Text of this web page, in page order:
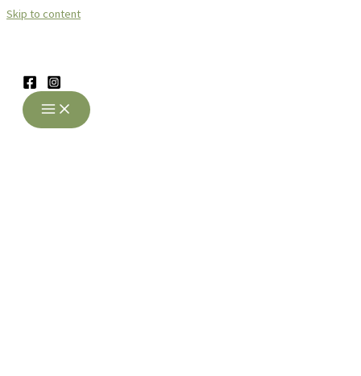
Skip to content